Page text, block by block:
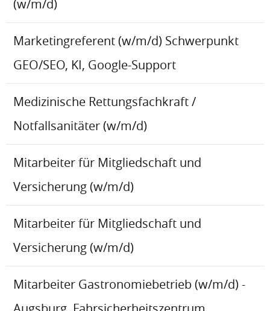
(w/m/d)
Marketingreferent (w/m/d) Schwerpunkt
GEO/SEO, KI, Google-Support
Medizinische Rettungsfachkraft /
Notfallsanitäter (w/m/d)
Mitarbeiter für Mitgliedschaft und
Versicherung (w/m/d)
Mitarbeiter für Mitgliedschaft und
Versicherung (w/m/d)
Mitarbeiter Gastronomiebetrieb (w/m/d) -